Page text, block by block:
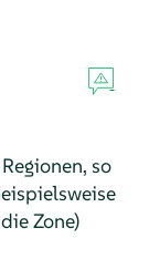
so
Zone)